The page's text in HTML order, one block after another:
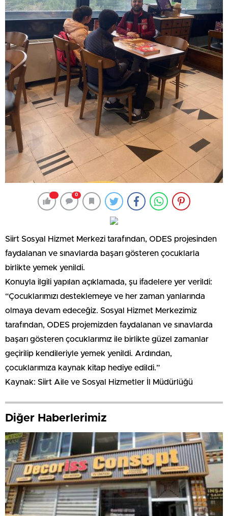
0
Siirt Sosyal Hizmet Merkezi tarafından, ODES projesinden
faydalanan ve sınavlarda başarı gösteren çocuklarla
birlikte yemek yenildi.
Konuyla ilgili yapılan açıklamada, şu ifadelere yer verildi:
“Çocuklarımızı desteklemeye ve her zaman yanlarında
olmaya devam edeceğiz. Sosyal Hizmet Merkezimiz
tarafından, ODES projemizden faydalanan ve sınavlarda
başarı gösteren çocuklarımız ile birlikte güzel zamanlar
geçirilip kendileriyle yemek yenildi. Ardından,
çocuklarımıza kaynak kitap hediye edildi.”
Kaynak: Siirt Aile ve Sosyal Hizmetler İl Müdürlüğü
Diğer Haberlerimiz